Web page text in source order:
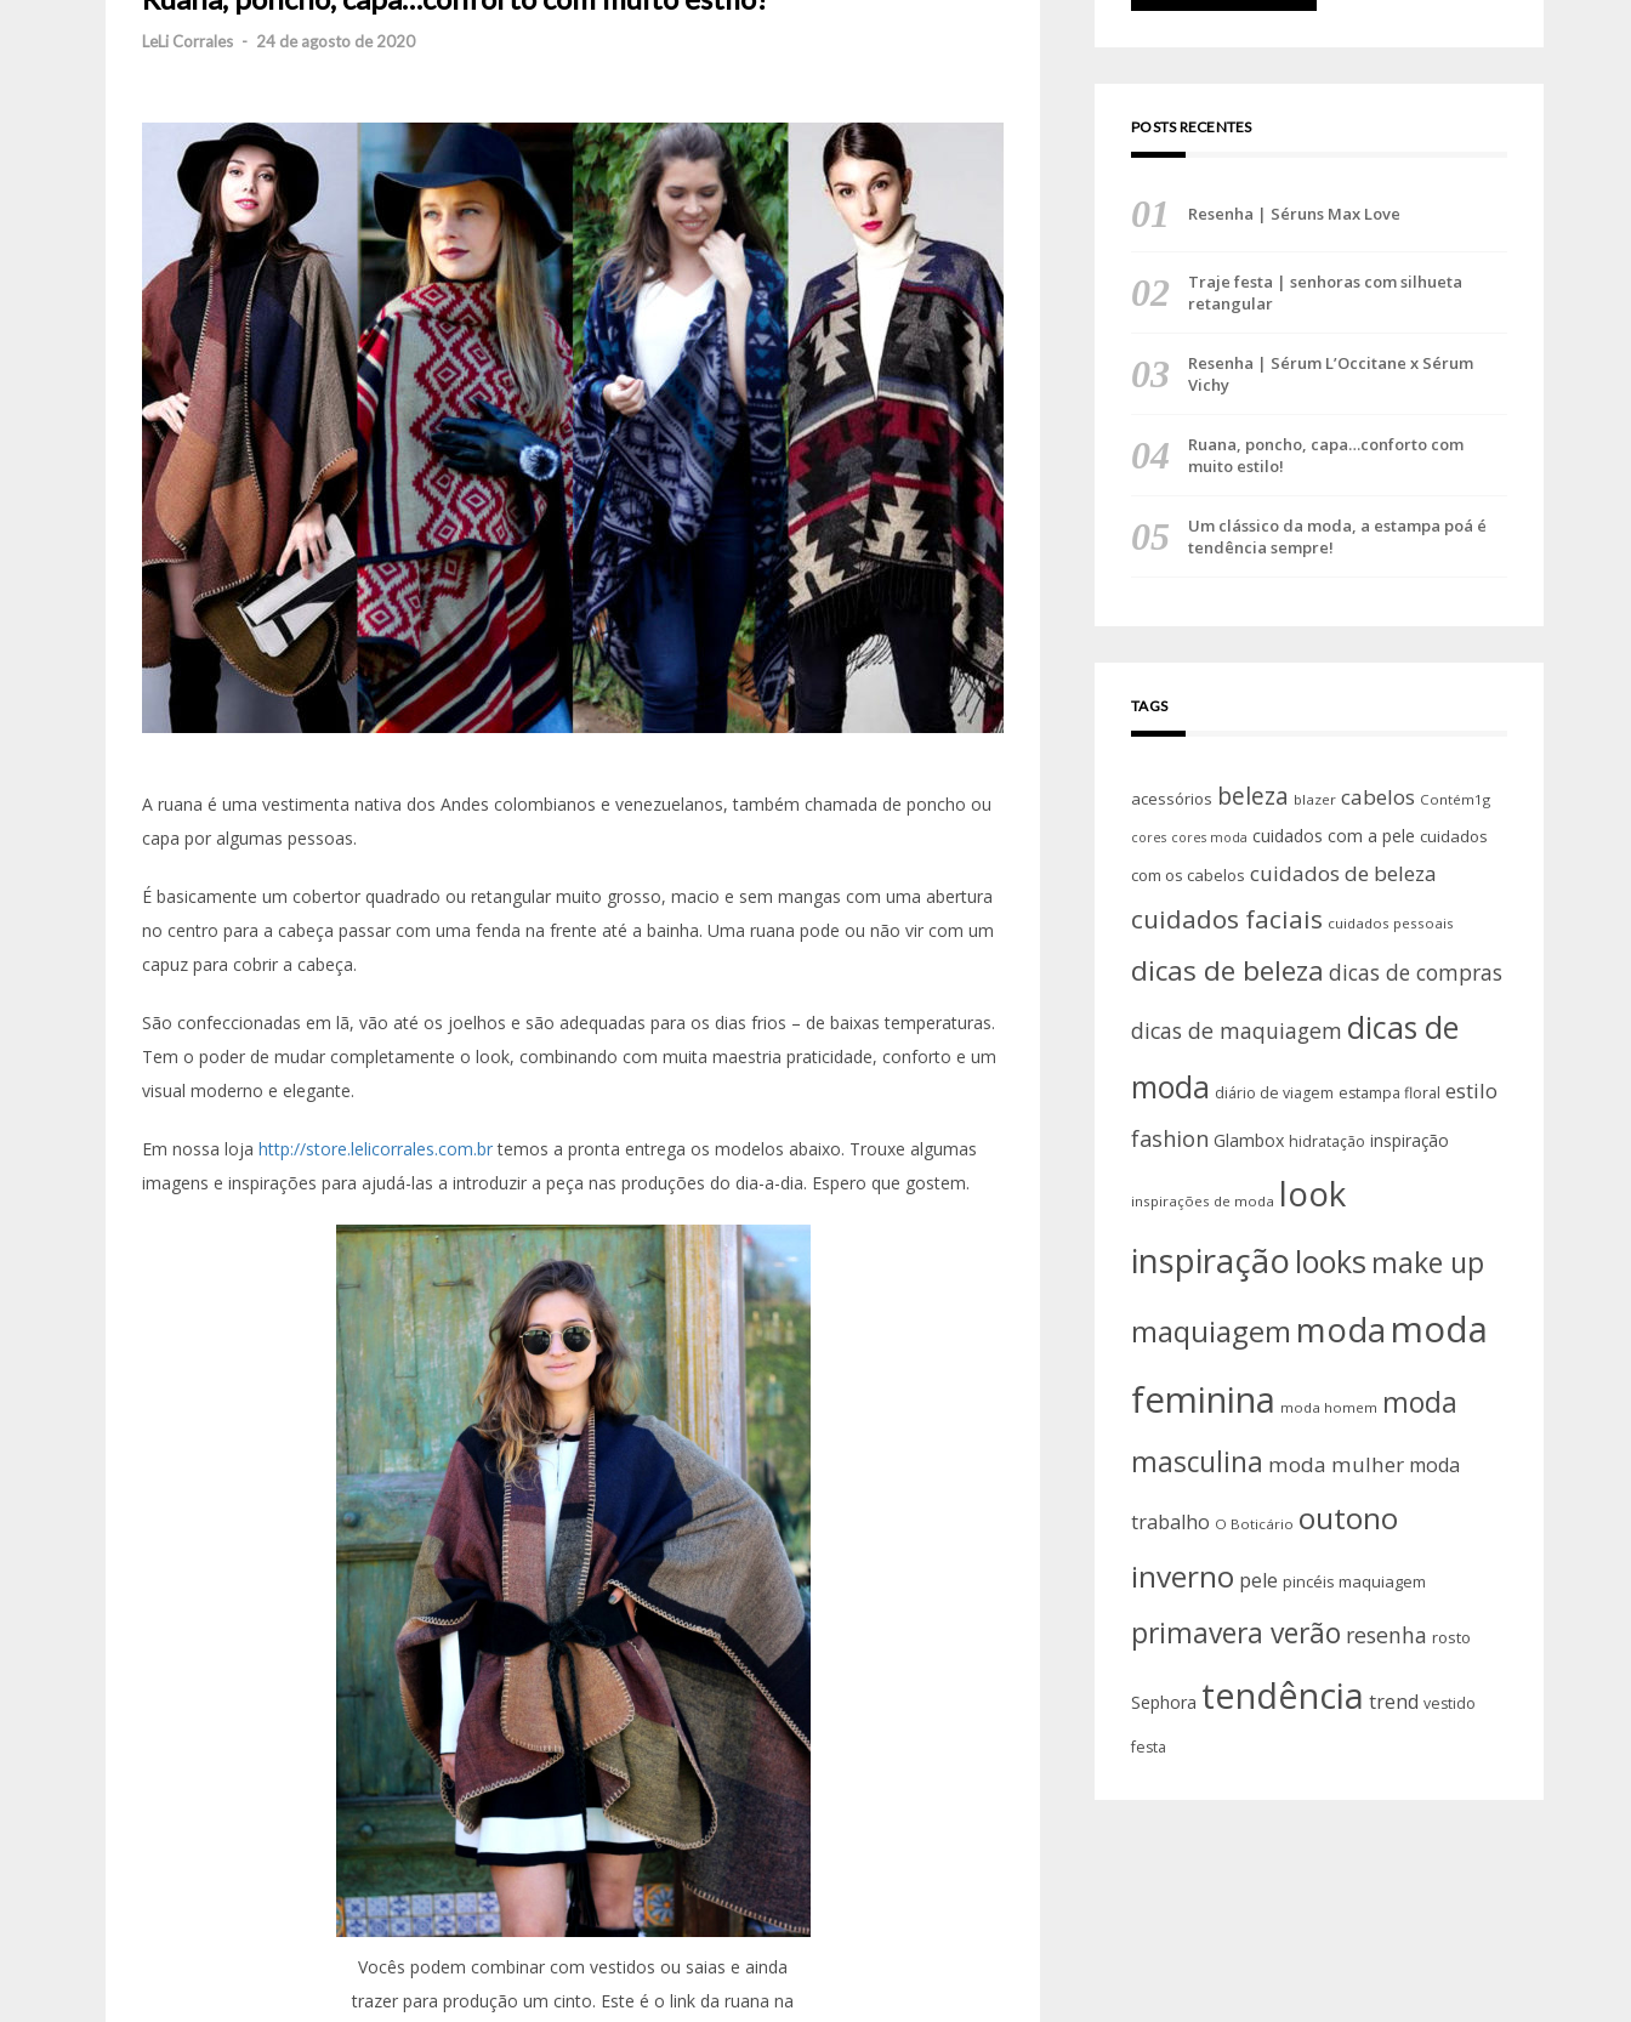
LeLi Corrales - 24 de agosto de 2020
A ruana é uma vestimenta nativa dos Andes colombianos e venezuelanos, também chamada de poncho ou
capa por algumas pessoas.
É basicamente um cobertor quadrado ou retangular muito grosso, macio e sem mangas com uma abertura
no centro para a cabeça passar com uma fenda na frente até a bainha. Uma ruana pode ou não vir com um
capuz para cobrir a cabeça.
São confeccionadas em lã, vão até os joelhos e são adequadas para os dias frios – de baixas temperaturas.
Tem o poder de mudar completamente o look, combinando com muita maestria praticidade, conforto e um
visual moderno e elegante.
Em nossa loja http://store.lelicorrales.com.brtemos a pronta entrega os modelos abaixo. Trouxe algumas
imagens e inspirações para ajudá-las a introduzir a peça nas produções do dia-a-dia. Espero que gostem.
Vocês podem combinar com vestidos ou saias e ainda
trazer para produção um cinto. Este é o link da ruana na
POSTS RECENTES
Resenha | Séruns Max Love
Traje festa | senhoras com silhueta
retangular
Resenha | Sérum L’Occitane x Sérum
Vichy
Ruana, poncho, capa…conforto com
muito estilo!
Um clássico da moda, a estampa poá é
tendência sempre!
TAGS
acessórios beleza blazer cabelos Contém1g
cores cores moda cuidados com a pele cuidados
com os cabelos cuidados de beleza
cuidados faciais cuidados pessoais
dicas de beleza dicas de compras
dicas de maquiagem dicas de
moda diário de viagem estampa floral estilo
fashion Glambox hidratação inspiração
inspirações de moda look
inspiração looks make up
maquiagem moda moda
feminina moda homem moda
masculina moda mulher moda
trabalho O Boticário outono
inverno pele pincéis maquiagem
primavera verão resenha rosto
Sephora tendência trend vestido
festa